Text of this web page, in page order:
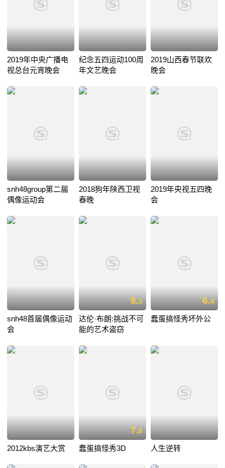
2019年中央广播电
视总台元宵晚会
纪念五四运动100周
年文艺晚会
2019山西春节联欢
晚会
snh48group第二届
偶像运动会
2018狗年陕西卫视
春晚
2019年央视五四晚
会
snh48首届偶像运动
会
8.3
达伦·布朗:挑战不可
能的艺术盗窃
6.4
蠢蛋搞怪秀坏外公
2012kbs演艺大赏
7.8
蠢蛋搞怪秀3D 人生逆转